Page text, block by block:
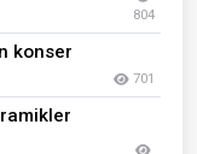
804
konser
701